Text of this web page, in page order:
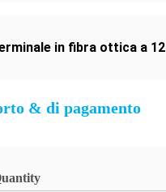
in fibra ottica a
& di pagamento